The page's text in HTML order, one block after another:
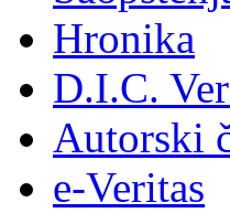
Hronika
D.I.C.
Autorski
e-Veritas